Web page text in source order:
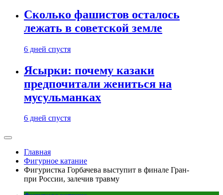
Сколько фашистов осталось
лежать в советской земле
6 дней спустя
Ясырки: почему казаки
предпочитали жениться на
мусульманках
6 дней спустя
Главная
Фигурное катание
Фигуристка Горбачева выступит в финале Гран-
при России, залечив травму